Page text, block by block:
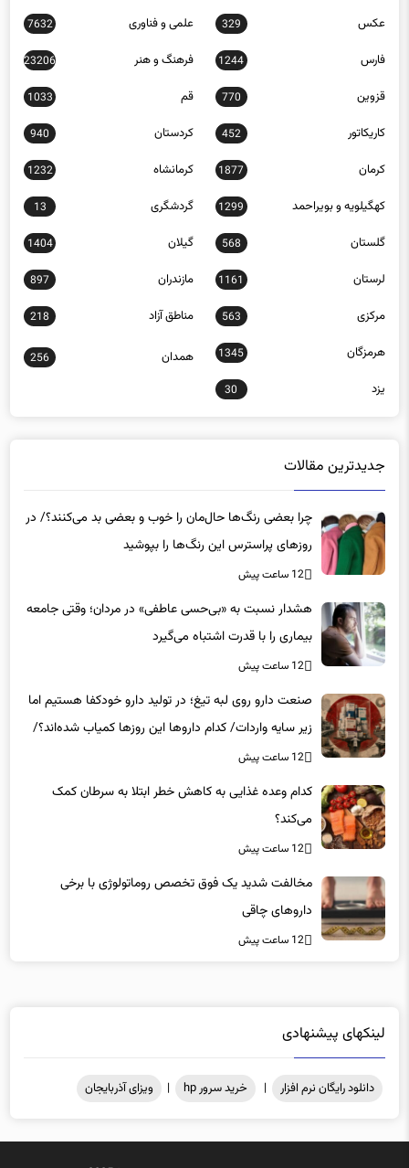
فارس 1244 فرهنگ و هنر 23206
قزوین 770 قم 1033
کاریکاتور 452 کردستان 940
کرمان 1877 کرمانشاه 1232
کهگیلویه و بویراحمد 1299 گردشگری 13
گلستان 568 گیلان 1404
لرستان 1161 مازندران 897
مرکزی 563 مناطق آزاد 218
هرمزگان 1345
256
یزد 30
چرا بعضی رنگ‌ها حال‌مان را خوب و بعضی بد می‌کنند؟/ در
روزهای پراسترس این رنگ‌ها را بپوشید
12 ساعت پیش
هشدار نسبت به «بی‌حسی عاطفی» در مردان؛ وقتی جامعه
بیماری را با قدرت اشتباه می‌گیرد
12 ساعت پیش
صنعت دارو روی لبه تیغ؛ در تولید دارو خودکفا هستیم اما
زیر سایه واردات/ کدام داروها این روزها کمیاب شده‌اند؟/
«کشور سه ماه ذخیره دارویی دارد»
12 ساعت پیش
کدام وعده غذایی به کاهش خطر ابتلا به سرطان کمک
می‌کند؟
12 ساعت پیش
مخالفت شدید یک فوق تخصص روماتولوژی با برخی
داروهای چاقی
12 ساعت پیش
دانلود رایگان نرم افزار
کلیه حقوق مادی و معنوی محفوظ میباشد .@2025